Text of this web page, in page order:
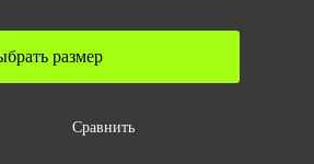
размер
Сравнить